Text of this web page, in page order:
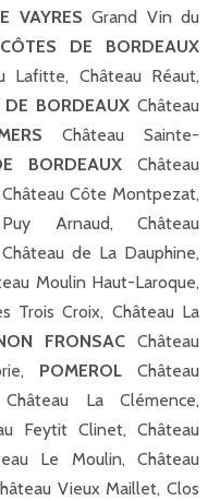
VAYRES Grand Vin du
DE BORDEAUX
Lafitte, Château Réaut,
BORDEAUX Château
Château Sainte-
BORDEAUX Château
Côte Montpezat,
Arnaud, Château
de La Dauphine,
Moulin Haut-Laroque,
Trois Croix, Château La
FRONSAC Château
POMEROLChâteau
La Clémence,
Feytit Clinet, Château
Le Moulin, Château
Vieux Maillet, Clos